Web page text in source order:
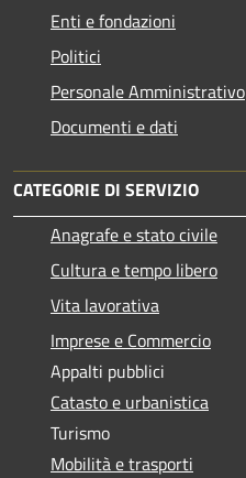
Enti e fondazioni
Politici
Personale Amministrativo
Documenti e dati
CATEGORIE DI SERVIZIO
Anagrafe e stato civile
Cultura e tempo libero
Vita lavorativa
Imprese e Commercio
Appalti pubblici
Catasto e urbanistica
Turismo
Mobilità e trasporti